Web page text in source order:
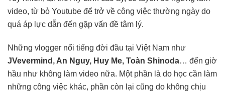
video, từ bỏ Youtube để trở về công việc thường ngày do
quá áp lực dẫn đến gặp vấn đề tâm lý.
Những vlogger nổi tiếng đời đầu tại Việt Nam như
JVevermind, An Nguy, Huy Me, Toàn Shinoda… đến giờ
hầu như không làm video nữa. Một phần là do học cần làm
những công việc khác, phần còn lại cũng do không chịu